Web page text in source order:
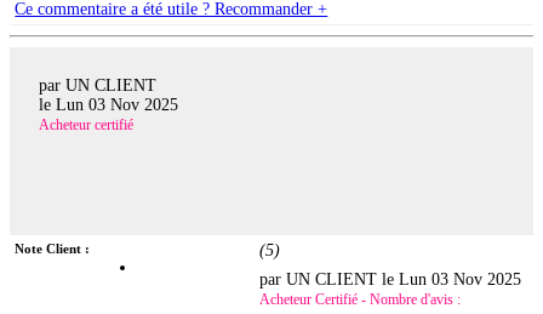
Ce commentaire a été utile ? Recommander +
par UN CLIENT
le Lun 03 Nov 2025
Acheteur certifié
Note Client : (5)
par UN CLIENT leLun 03 Nov 2025
Acheteur Certifié - Nombre d'avis :